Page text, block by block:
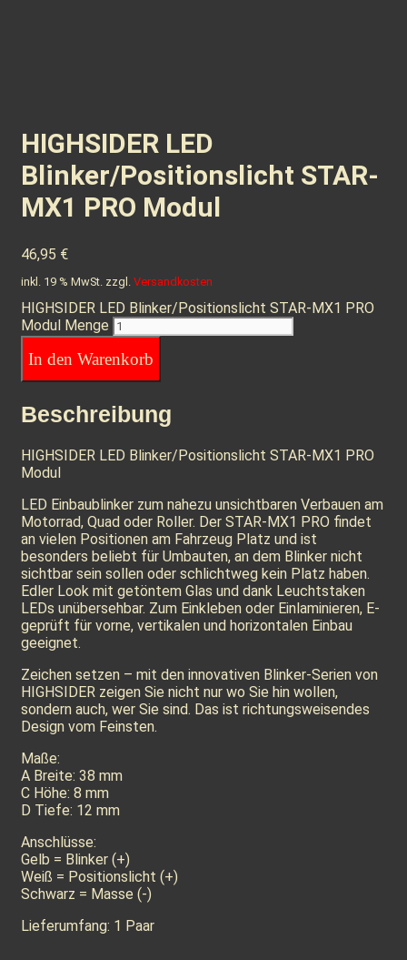
HIGHSIDER LED
Blinker/Positionslicht STAR-
MX1 PRO Modul
46,95 €
inkl. 19 % MwSt. zzgl. Versandkosten
HIGHSIDER LED Blinker/Positionslicht STAR-MX1 PRO
Modul Menge
In den Warenkorb
Beschreibung
HIGHSIDER LED Blinker/Positionslicht STAR-MX1 PRO
Modul
LED Einbaublinker zum nahezu unsichtbaren Verbauen am
Motorrad, Quad oder Roller. Der STAR-MX1 PRO findet
an vielen Positionen am Fahrzeug Platz und ist
besonders beliebt für Umbauten, an dem Blinker nicht
sichtbar sein sollen oder schlichtweg kein Platz haben.
Edler Look mit getöntem Glas und dank Leuchtstaken
LEDs unübersehbar. Zum Einkleben oder Einlaminieren, E-
geprüft für vorne, vertikalen und horizontalen Einbau
geeignet.
Zeichen setzen – mit den innovativen Blinker-Serien von
HIGHSIDER zeigen Sie nicht nur wo Sie hin wollen,
sondern auch, wer Sie sind. Das ist richtungsweisendes
Design vom Feinsten.
Maße:
A Breite: 38 mm
C Höhe: 8 mm
D Tiefe: 12 mm
Anschlüsse:
Gelb = Blinker (+)
Weiß = Positionslicht (+)
Schwarz = Masse (-)
Lieferumfang: 1 Paar